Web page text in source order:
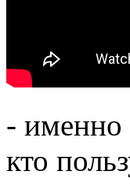
- именно
кто